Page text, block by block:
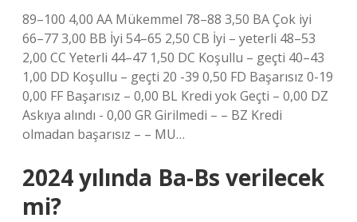
89–100 4,00 AA Mükemmel 78–88 3,50 BA Çok iyi
66–77 3,00 BB İyi 54–65 2,50 CB İyi – yeterli 48–53
2,00 CC Yeterli 44–47 1,50 DC Koşullu – geçti 40–43
1,00 DD Koşullu – geçti 20 -39 0,50 FD Başarısız 0-19
0,00 FF Başarısız – 0,00 BL Kredi yok Geçti – 0,00 DZ
Askıya alındı ​​- 0,00 GR Girilmedi – – BZ Kredi
olmadan başarısız – – MU…
2024 yılında Ba-Bs verilecek
mi?